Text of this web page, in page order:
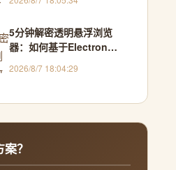
5分钟解密透明悬浮浏览
器：如何基于Electron构
2026/8/7 18:04:29
？